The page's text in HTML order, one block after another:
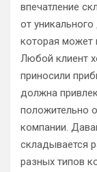
впечатление
от
которая может
Любой клиент
приносили
должна
положительно
компании.
складывается
разных типов